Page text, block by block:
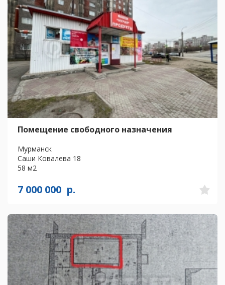
Помещение свободного назначения
Мурманск
Саши Ковалева 18
58 м2
7 000 000 р.